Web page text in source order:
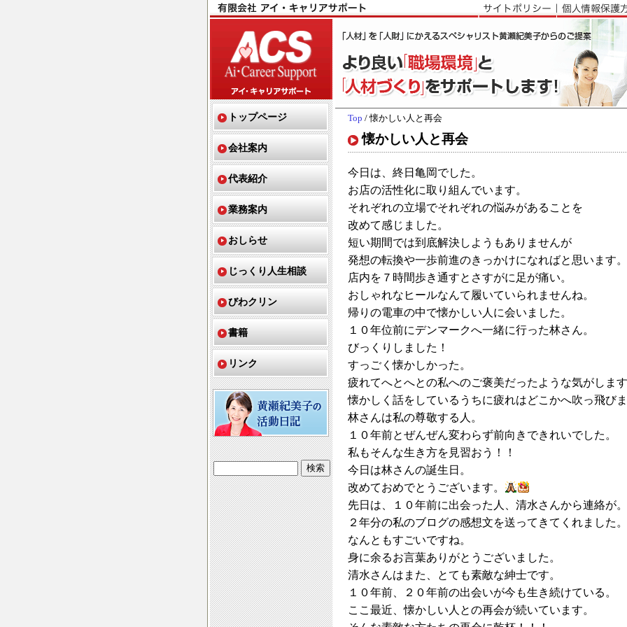
Top / 懐かしい人と再会
懐かしい人と再会
今日は、終日亀岡でした。
お店の活性化に取り組んでいます。
それぞれの立場でそれぞれの悩みがあることを
改めて感じました。
短い期間では到底解決しようもありませんが
発想の転換や一歩前進のきっかけになればと思います。
店内を７時間歩き通すとさすがに足が痛い。
おしゃれなヒールなんて履いていられませんね。
帰りの電車の中で懐かしい人に会いました。
１０年位前にデンマークへ一緒に行った林さん。
びっくりしました！
すっごく懐かしかった。
疲れてへとへとの私へのご褒美だったような気がしま
懐かしく話をしているうちに疲れはどこかへ吹っ飛び
林さんは私の尊敬する人。
１０年前とぜんぜん変わらず前向きできれいでした。
私もそんな生き方を見習おう！！
今日は林さんの誕生日。
改めておめでとうございます。
先日は、１０年前に出会った人、清水さんから連絡が。
２年分の私のブログの感想文を送ってきてくれました。
なんともすごいですね。
身に余るお言葉ありがとうございました。
清水さんはまた、とても素敵な紳士です。
１０年前、２０年前の出会いが今も生き続けている。
ここ最近、懐かしい人との再会が続いています。
トップページ
会社案内
代表紹介
業務案内
おしらせ
じっくり人生相談
びわクリン
書籍
リンク